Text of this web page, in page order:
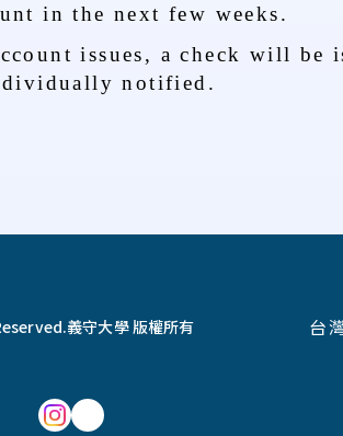
in the next few weeks.
issues, a check will be
notified.
義守大學 版權所有 台